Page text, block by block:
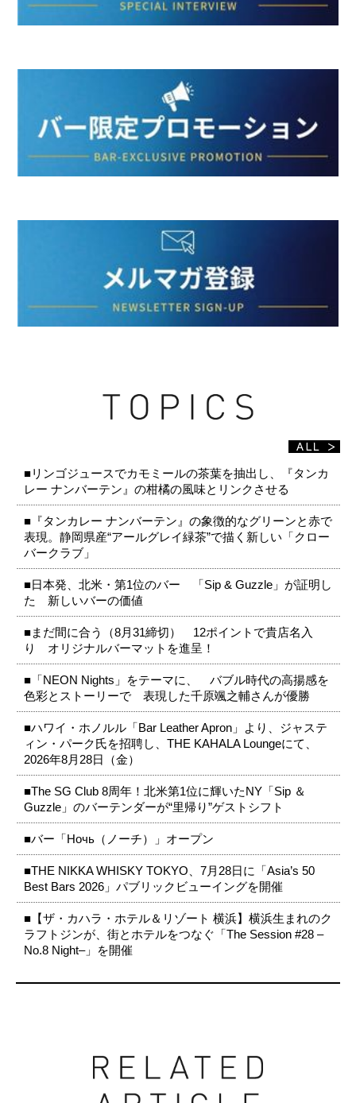
■リンゴジュースでカモミールの茶葉を抽出し、『タンカ
レー ナンバーテン』の柑橘の風味とリンクさせる
■『タンカレー ナンバーテン』の象徴的なグリーンと赤で
表現。静岡県産“アールグレイ緑茶”で描く新しい「クロー
バークラブ」
■日本発、北米・第1位のバー 「Sip & Guzzle」が証明し
た 新しいバーの価値
■まだ間に合う（8月31締切） 12ポイントで貴店名入
り オリジナルバーマットを進呈！
■「NEON Nights」をテーマに、 バブル時代の高揚感を
色彩とストーリーで 表現した千原颯之輔さんが優勝
■ハワイ・ホノルル「Bar Leather Apron」より、ジャステ
ィン・パーク氏を招聘し、THE KAHALA Loungeにて、
2026年8月28日（金）
■The SG Club 8周年！北米第1位に輝いたNY「Sip ＆
Guzzle」のバーテンダーが“里帰り”ゲストシフト
■バー「Ночь（ノーチ）」オープン
■THE NIKKA WHISKY TOKYO、7月28日に「Asia’s 50
Best Bars 2026」パブリックビューイングを開催
■【ザ・カハラ・ホテル＆リゾート 横浜】横浜生まれのク
ラフトジンが、街とホテルをつなぐ「The Session #28 –
No.8 Night–」を開催